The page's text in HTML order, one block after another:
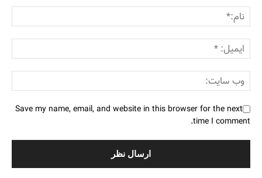
Save my name, email, and website in this browser for the next
time I comment.